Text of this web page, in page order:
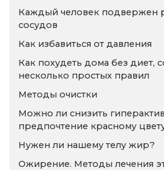
Каждый человек подвержен
сосудов
Как избавиться от давления
Как похудеть дома без диет,
несколько простых правил
Методы очистки
Можно ли снизить
предпочтение красному
Нужен ли нашему телу жир?
Ожирение. Методы лечения